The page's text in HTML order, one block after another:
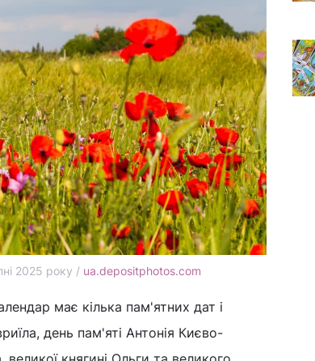
2025 року / ua.depositphotos.com
має кілька пам'ятних дат і
день пам'яті Антонія Києво-